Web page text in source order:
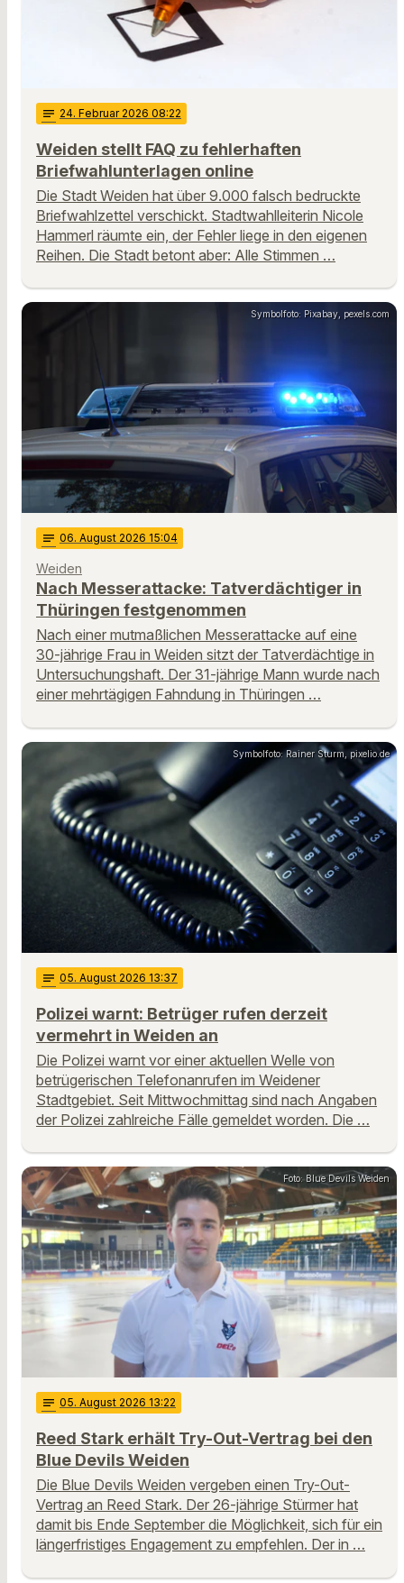
notes 24. Februar 2026 08:22
Weiden stellt FAQ zu fehlerhaften
Briefwahlunterlagen online
Die Stadt Weiden hat über 9.000 falsch bedruckte
Briefwahlzettel verschickt. Stadtwahlleiterin Nicole
Hammerl räumte ein, der Fehler liege in den eigenen
Reihen. Die Stadt betont aber: Alle Stimmen …
Symbolfoto: Pixabay, pexels.com
notes 06. August 2026 15:04
Weiden
Nach Messerattacke: Tatverdächtiger in
Thüringen festgenommen
Nach einer mutmaßlichen Messerattacke auf eine
30-jährige Frau in Weiden sitzt der Tatverdächtige in
Untersuchungshaft. Der 31-jährige Mann wurde nach
einer mehrtägigen Fahndung in Thüringen …
Symbolfoto: Rainer Sturm, pixelio.de
notes 05. August 2026 13:37
Polizei warnt: Betrüger rufen derzeit
vermehrt in Weiden an
Die Polizei warnt vor einer aktuellen Welle von
betrügerischen Telefonanrufen im Weidener
Stadtgebiet. Seit Mittwochmittag sind nach Angaben
der Polizei zahlreiche Fälle gemeldet worden. Die …
Foto: Blue Devils Weiden
notes 05. August 2026 13:22
Reed Stark erhält Try-Out-Vertrag bei den
Blue Devils Weiden
Die Blue Devils Weiden vergeben einen Try-Out-
Vertrag an Reed Stark. Der 26-jährige Stürmer hat
damit bis Ende September die Möglichkeit, sich für ein
längerfristiges Engagement zu empfehlen. Der in …